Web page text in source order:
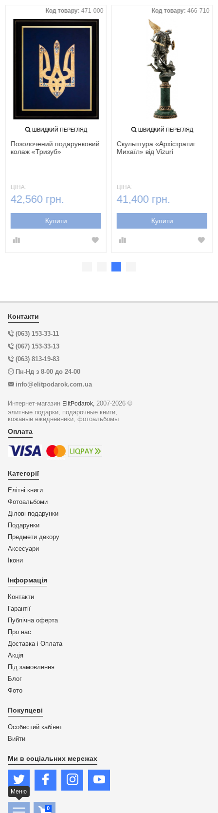
Код товару: 471-000
ШВИДКИЙ ПЕРЕГЛЯД
Позолочений подарунковий
колаж «Тризуб»
ЦІНА:
42,560 грн.
Купити
Код товару: 466-710
ШВИДКИЙ ПЕРЕГЛЯД
Скульптура «Архістратиг
Михаїл» від Vizuri
ЦІНА:
41,400 грн.
Купити
Контакти
(063) 153-33-11
(067) 153-33-13
(063) 813-19-83
Пн-Нд з 8-00 до 24-00
info@elitpodarok.com.ua
Интернет-магазин ElitPodarok,
2007-2026 ©
элитные подарки, подарочные книги,
кожаные ежедневники, фотоальбомы
Оплата
Категорії
Елітні книги
Фотоальбоми
Ділові подарунки
Подарунки
Предмети декору
Аксесуари
Ікони
Інформація
Контакти
Гарантії
Публічна оферта
Про нас
Доставка і Оплата
Акція
Під замовлення
Блог
Фото
Покупцеві
Особистий кабінет
Вийти
Ми в соціальних мережах
Меню
0